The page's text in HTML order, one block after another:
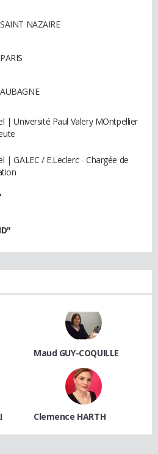
NAZAIRE
| Université Paul Valery MOntpellier
| GALEC / E.Leclerc - Chargée de
Maud GUY-COQUILLE
Clemence HARTH